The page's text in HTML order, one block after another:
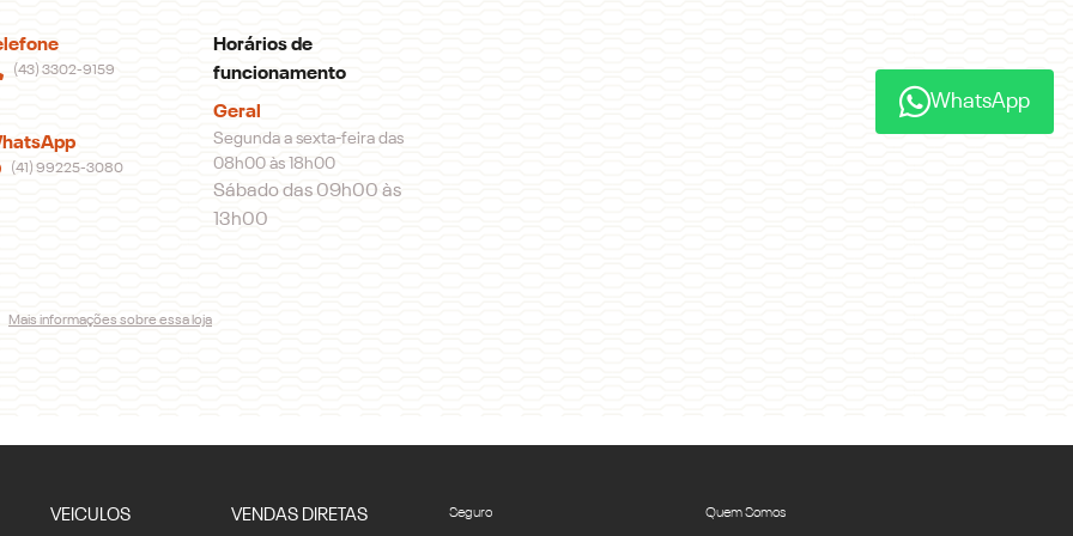
(43) 3302-9159
(41) 99225-3080
Horários de
funcionamento
Geral
Segunda a sexta-feira das
08h00 às 18h00
Sábado das 09h00 às
13h00
Mais informações sobre essa loja
VEICULOS VENDAS DIRETAS Seguro Quem Somos
WhatsApp